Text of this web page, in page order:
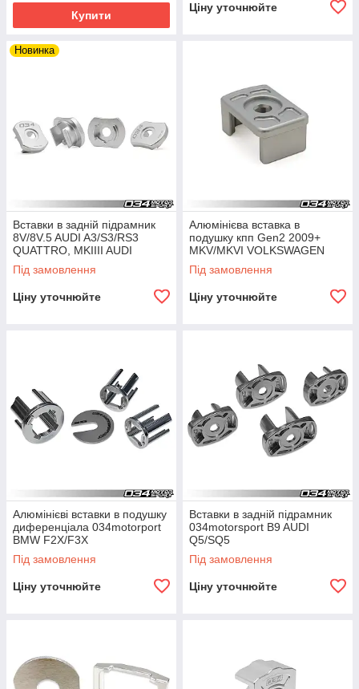
Купити
Ціну уточнюйте
Новинка
Вставки в задній підрамник
8V/8V.5 AUDI A3/S3/RS3
QUATTRO, MKIIII AUDI
TT/TTS/TTRS QUATTRO, &
MKVII VOLKSWAGEN
Під замовлення
Ціну уточнюйте
Алюмінієва вставка в
подушку кпп Gen2 2009+
MKV/MKVI VOLKSWAGEN
GOLF/JETA/GTA/GTI/GLI &
8J/8P AUDI TT/A3
Під замовлення
Ціну уточнюйте
Алюмінієві вставки в подушку
диференціала 034motorport
BMW F2X/F3X
Під замовлення
Ціну уточнюйте
Вставки в задній підрамник
034motorsport B9 AUDI
Q5/SQ5
Під замовлення
Ціну уточнюйте